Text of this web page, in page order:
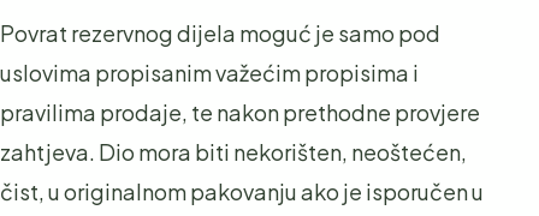
Povrat rezervnog dijela moguć je samo pod
uslovima propisanim važećim propisima i
pravilima prodaje, te nakon prethodne provjere
zahtjeva. Dio mora biti nekorišten, neoštećen,
čist, u originalnom pakovanju ako je isporučen u